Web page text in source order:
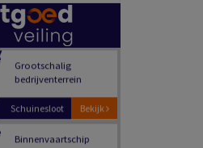
bedrijventerrein
Schuinesloot
Binnenvaartschip
Bekijk
Panheel
Voormalig